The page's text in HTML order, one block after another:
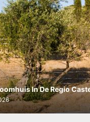
In De Regio